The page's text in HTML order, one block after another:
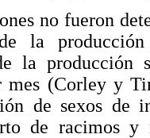
no fueron
la
la
mes (Corley y
de sexos de
de racimos